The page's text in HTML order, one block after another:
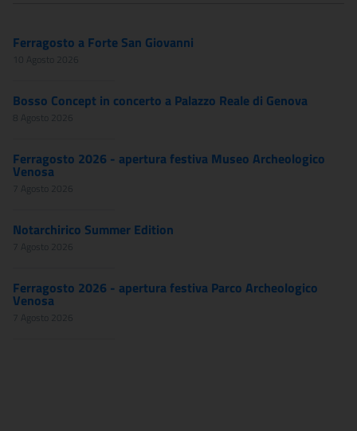
Ferragosto a Forte San Giovanni
10 Agosto 2026
Bosso Concept in concerto a Palazzo Reale di Genova
8 Agosto 2026
Ferragosto 2026 - apertura festiva Museo Archeologico
Venosa
7 Agosto 2026
Notarchirico Summer Edition
7 Agosto 2026
Ferragosto 2026 - apertura festiva Parco Archeologico
Venosa
7 Agosto 2026